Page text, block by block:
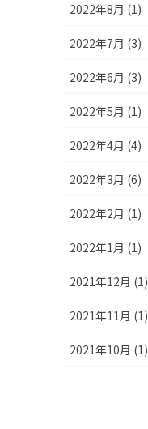
2022年8月 (1)
2022年7月 (3)
2022年6月 (3)
2022年5月 (1)
2022年4月 (4)
2022年3月 (6)
2022年2月 (1)
2022年1月 (1)
2021年12月 (1)
2021年11月 (1)
2021年10月 (1)